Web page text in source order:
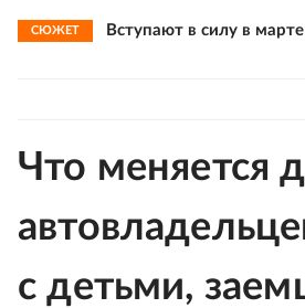
СЮЖЕТ Вступают в силу в
Что меняется
с детьми,